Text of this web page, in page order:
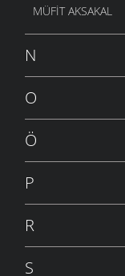
MÜFIT AKSAKAL
N
O
Ö
P
R
S